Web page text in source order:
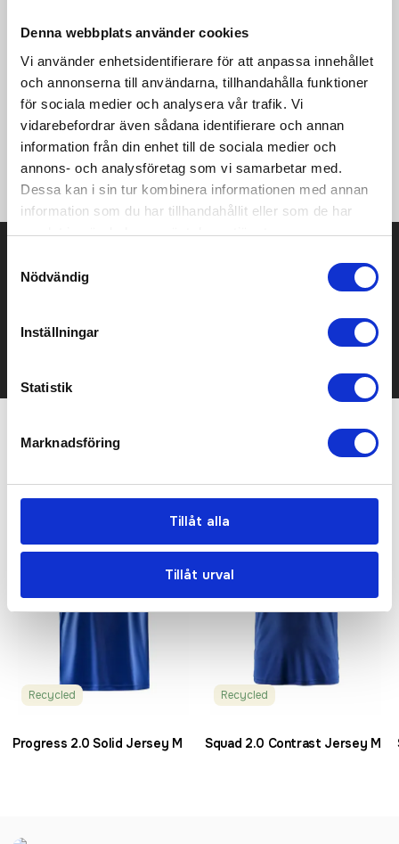
Denna webbplats använder cookies
Vi använder enhetsidentifierare för att anpassa innehållet
och annonserna till användarna, tillhandahålla funktioner
för sociala medier och analysera vår trafik. Vi
vidarebefordrar även sådana identifierare och annan
information från din enhet till de sociala medier och
annons- och analysföretag som vi samarbetar med.
Dessa kan i sin tur kombinera informationen med annan
information som du har tillhandahållit eller som de har
samlat in när du har använt deras tjänster.
Nödvändig
Inställningar
Statistik
Marknadsföring
Tillåt alla
Tillåt urval
maximal prestationsförmåga. Tröjan har ett grafiskt mönster
meshpaneler i ärmhålorna för optimal reglering av
kroppstemperaturen samt bra stretch för extra rörelsefrihet
och komfort. Passar perfekt som en bortamatch-tröja. •
Grafiskt mönster på framsidan, enfärgad rygg • Lätta och
funktionella material • Mesh i armhålorna för extra ventilation •
Ribbstickad krage och ärmslut • Återvunnen polyester för
minskat miljöavtryck
Prisuppgift på mailen?
Kontakta oss här för att få förslag på produkt och pris över
Det går också utmärkt att bara ställa frågor!
Relaterade produkter
Recycled
Progress 2.0 Solid Jersey M
Recycled
Squad 2.0 Contrast Jersey M